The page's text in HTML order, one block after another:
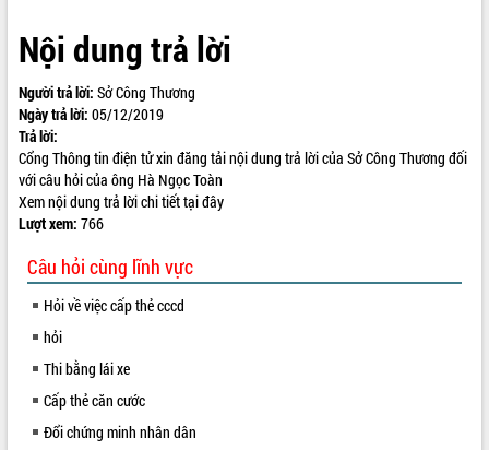
QUY HOẠCH - KẾ HOẠCH
Nội dung trả lời
Người trả lời: Sở Công Thương
Ngày trả lời: 05/12/2019
Trả lời:
Cổng Thông tin điện tử xin đăng tải nội dung trả lời của Sở Công Thương đối
với câu hỏi của ông Hà Ngọc Toàn
Xem nội dung trả lời chi tiết tạiđây
Lượt xem: 766
Câu hỏi cùng lĩnh vực
Hỏi về việc cấp thẻ cccd
hỏi
Thi bằng lái xe
Cấp thẻ căn cước
Đổi chứng minh nhân dân